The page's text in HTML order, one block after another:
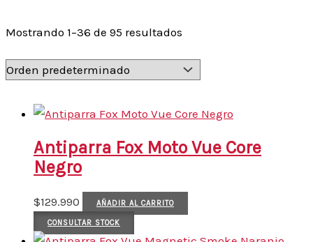
Mostrando 1–36 de 95 resultados
Antiparra Fox Moto Vue Core
Negro
$129.990 AÑADIR AL CARRITO
CONSULTAR STOCK